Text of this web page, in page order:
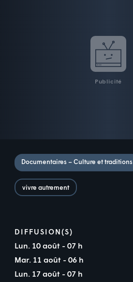
Publicité
Documentaires – Culture et traditions
vivre autrement
DIFFUSION(S)
Lun. 10 août - 07 h
Mar. 11 août - 06 h
Lun. 17 août - 07 h